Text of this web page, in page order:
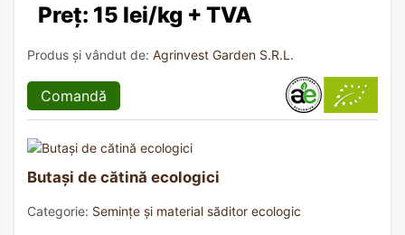
Preț: 15 lei/kg + TVA
Produs și vândut de: Agrinvest Garden S.R.L.
Comandă
Butași de cătină ecologici
Categorie: Semințe și material săditor ecologic